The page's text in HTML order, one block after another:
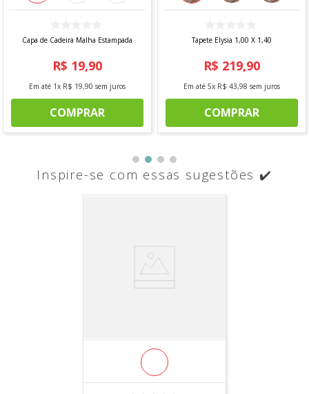
Capa de Cadeira Malha Estampada
R$ 19,90
Em até 1x R$ 19,90 sem juros
COMPRAR
Tapete Elysia 1,00 X 1,40
R$ 219,90
Em até 5x R$ 43,98 sem juros
COMPRAR
Inspire-se com essas sugestões ✔️